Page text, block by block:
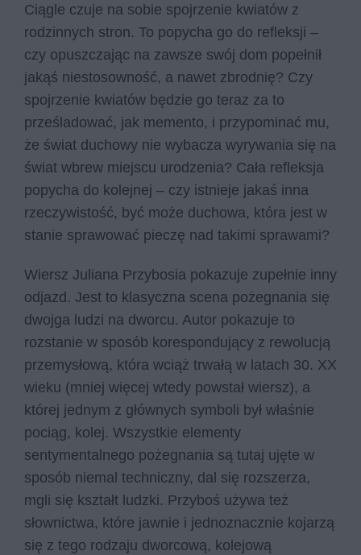
Ciągle czuje na sobie spojrzenie kwiatów z
rodzinnych stron. To popycha go do refleksji –
czy opuszczając na zawsze swój dom popełnił
jakąś niestosowność, a nawet zbrodnię? Czy
spojrzenie kwiatów będzie go teraz za to
prześladować, jak memento, i przypominać mu,
że świat duchowy nie wybacza wyrywania się na
świat wbrew miejscu urodzenia? Cała refleksja
popycha do kolejnej – czy istnieje jakaś inna
rzeczywistość, być może duchowa, która jest w
stanie sprawować pieczę nad takimi sprawami?
Wiersz Juliana Przybosia pokazuje zupełnie inny
odjazd. Jest to klasyczna scena pożegnania się
dwojga ludzi na dworcu. Autor pokazuje to
rozstanie w sposób korespondujący z rewolucją
przemysłową, która wciąż trwałą w latach 30. XX
wieku (mniej więcej wtedy powstał wiersz), a
której jednym z głównych symboli był właśnie
pociąg, kolej. Wszystkie elementy
sentymentalnego pożegnania są tutaj ujęte w
sposób niemal techniczny, dal się rozszerza,
mgli się kształt ludzki. Przyboś używa też
słownictwa, które jawnie i jednoznacznie kojarzą
się z tego rodzaju dworcową, kolejową